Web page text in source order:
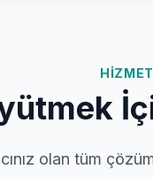
olan tüm